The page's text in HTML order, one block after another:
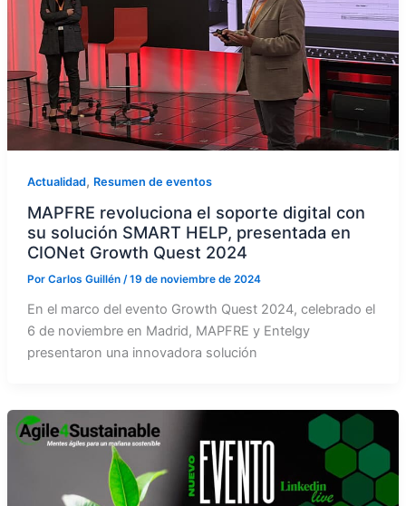
Actualidad, Resumen de eventos
MAPFRE revoluciona el soporte digital con
su solución SMART HELP, presentada en
CIONet Growth Quest 2024
Por Carlos Guillén /19 de noviembre de 2024
En el marco del evento Growth Quest 2024, celebrado el
6 de noviembre en Madrid, MAPFRE y Entelgy
presentaron una innovadora solución